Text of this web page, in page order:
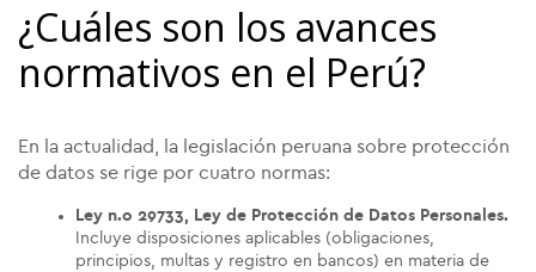
¿Cuáles son los avances
normativos en el Perú?
En la actualidad, la legislación peruana sobre protección
de datos se rige por cuatro normas:
Ley n.o 29733, Ley de Protección de Datos Personales.
Incluye disposiciones aplicables (obligaciones,
principios, multas y registro en bancos) en materia de